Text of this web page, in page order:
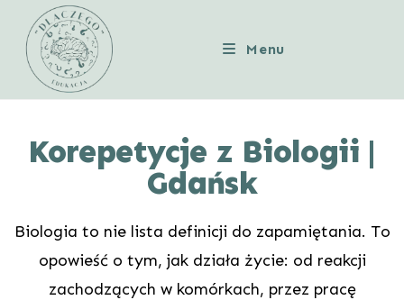
Menu
Korepetycje z Biologii |
Gdańsk
Biologia to nie lista definicji do zapamiętania. To
opowieść o tym, jak działa życie: od reakcji
zachodzących w komórkach, przez pracę